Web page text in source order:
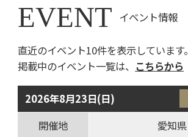
EVENT イベント情報
直近のイベント10件を表示しています。
掲載中のイベント一覧は、 こちらから
2026年8月23日(日)
開催地
愛知県